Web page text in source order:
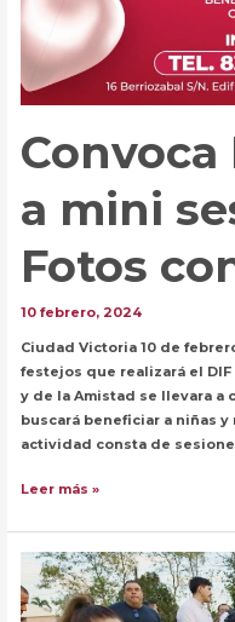
Convoca
a mini
Fotos
10 febrero, 2024
Ciudad Victoria 10 de
festejos que realizará el
y de la Amistad se llevara a
buscará beneficiar a niñas
actividad consta de
Convoca
Victoria
mini
sesiones
Leer más »